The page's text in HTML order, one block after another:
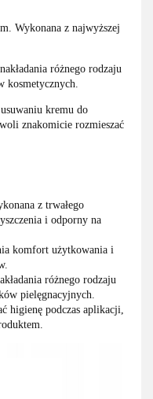
Wykonana z najwyższej
różnego rodzaju
kremu do
znakomicie rozmieszać
z trwałego
i odporny na
komfort użytkowania i
różnego rodzaju
pielęgnacyjnych.
higienę podczas aplikacji,